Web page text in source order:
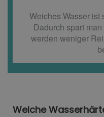
Weiches Wasser ist
Dadurch spart
werden weniger
Welche